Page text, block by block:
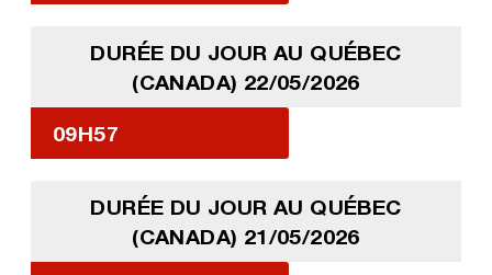
DURÉE DU JOUR AU QUÉBEC
(CANADA) 22/05/2026
09H57
DURÉE DU JOUR AU QUÉBEC
(CANADA) 21/05/2026